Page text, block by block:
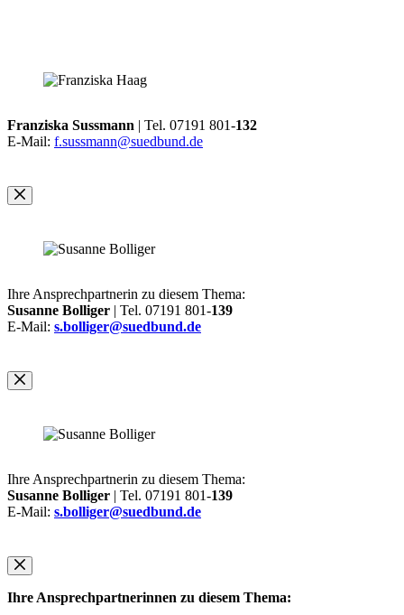
Franziska Sussmann | Tel. 07191 801-132
E-Mail: f.sussmann@suedbund.de
Ihre Ansprechpartnerin zu diesem Thema:
Susanne Bolliger | Tel. 07191 801-139
E-Mail: s.bolliger@suedbund.de
Ihre Ansprechpartnerin zu diesem Thema:
Susanne Bolliger | Tel. 07191 801-139
E-Mail: s.bolliger@suedbund.de
Ihre Ansprechpartnerinnen zu diesem Thema: